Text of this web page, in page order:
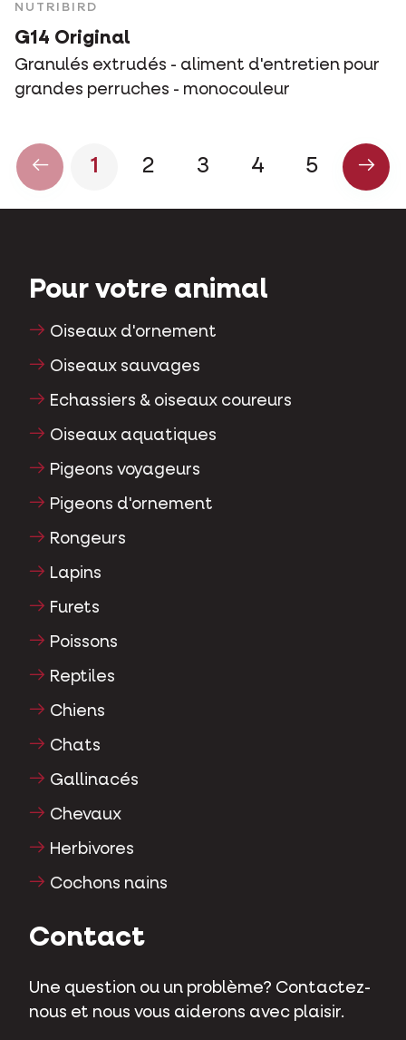
NUTRIBIRD
G14 Original
Granulés extrudés - aliment d'entretien pour
grandes perruches - monocouleur
1 2 3 4 5
Pour votre animal
Oiseaux d'ornement
Oiseaux sauvages
Echassiers & oiseaux coureurs
Oiseaux aquatiques
Pigeons voyageurs
Pigeons d'ornement
Rongeurs
Lapins
Furets
Poissons
Reptiles
Chiens
Chats
Gallinacés
Chevaux
Herbivores
Cochons nains
Contact
Une question ou un problème? Contactez-
nous et nous vous aiderons avec plaisir.